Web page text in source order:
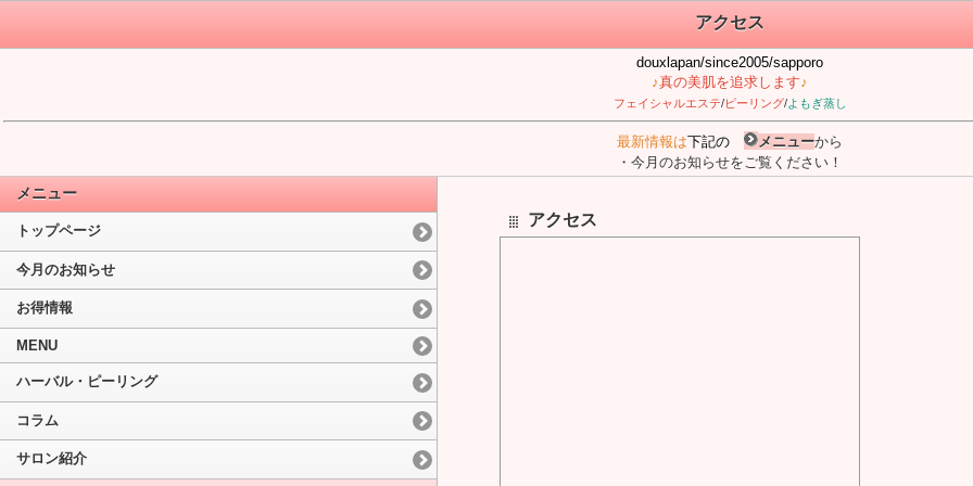
アクセス
douxlapan/since2005/sapporo
♪真の美肌を追求します♪
フェイシャルエステ/ピーリング/よもぎ蒸し
最新情報は下記の メニューから
・今月のお知らせをご覧ください！
メニュー
トップページ
今月のお知らせ
お得情報
MENU
ハーバル・ピーリング
コラム
サロン紹介
アクセス